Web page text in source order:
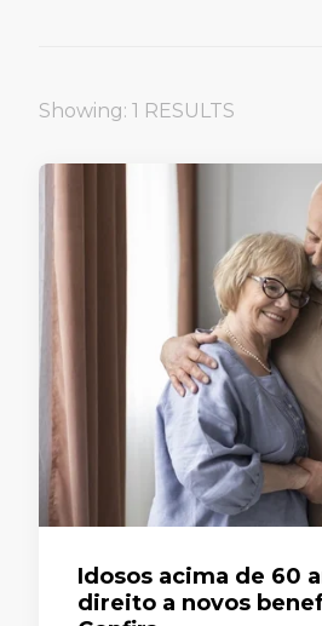
Showing: 1 RESULTS
Idosos acima de 60
direito a novos